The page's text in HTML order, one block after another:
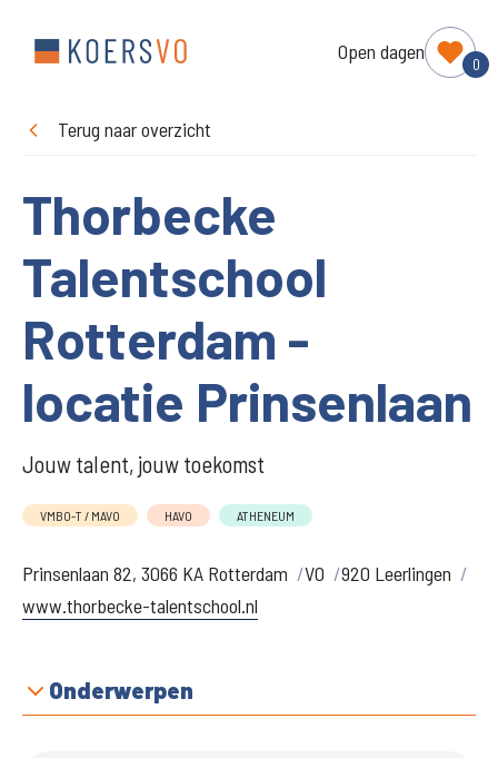
Open dagen
0
Terug naar overzicht
Thorbecke
Talentschool
Rotterdam -
locatie Prinsenlaan
Jouw talent, jouw toekomst
VMBO-T / MAVO HAVO ATHENEUM
Prinsenlaan 82, 3066 KA Rotterdam VO
920 Leerlingen
www.thorbecke-talentschool.nl
Onderwerpen